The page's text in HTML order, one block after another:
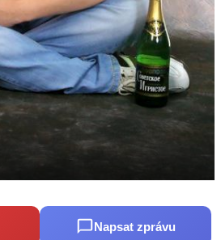
Napsat zprávu